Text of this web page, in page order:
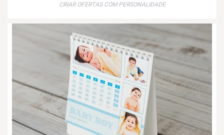
CRIAR OFERTAS COM PERSONALIDADE